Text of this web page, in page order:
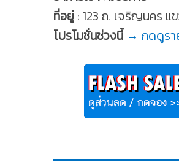
ที่อยู่ : 123 ถ. เจริญนคร แ
โปรโมชั่นช่วงนี้ → กดดูรา